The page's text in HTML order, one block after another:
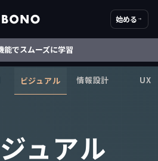
始める
能でスムーズに学習
ビジュアル 情報設計 UX
ュアル